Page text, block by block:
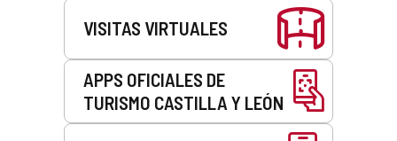
VISITAS VIRTUALES
APPS OFICIALES DE
TURISMO CASTILLA Y LEÓN